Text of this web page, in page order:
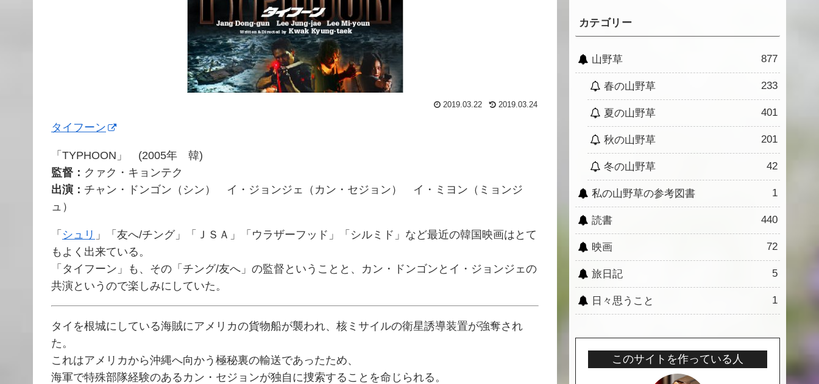
2019.03.22 2019.03.24
タイフーン
「TYPHOON」 (2005年 韓)
監督： クァク・キョンテク
出演： チャン・ドンゴン（シン） イ・ジョンジェ（カン・セジョン） イ・ミヨン（ミョンジ
ュ）
「 シュリ 」「友へ/チング」「ＪＳＡ」「ウラザーフッド」「シルミド」など最近の韓国映画はとて
もよく出来ている。
「タイフーン」も、その「チング/友へ」の監督ということと、カン・ドンゴンとイ・ジョンジェの
共演というので楽しみにしていた。
タイを根城にしている海賊にアメリカの貨物船が襲われ、核ミサイルの衛星誘導装置が強奪され
た。
これはアメリカから沖縄へ向かう極秘裏の輸送であったため、
海軍で特殊部隊経験のあるカン・セジョンが独自に捜索することを命じられる。
カテゴリー
山野草 877
春の山野草 233
夏の山野草 401
秋の山野草 201
冬の山野草 42
私の山野草の参考図書 1
読書 440
映画 72
旅日記 5
日々思うこと 1
このサイトを作っている人